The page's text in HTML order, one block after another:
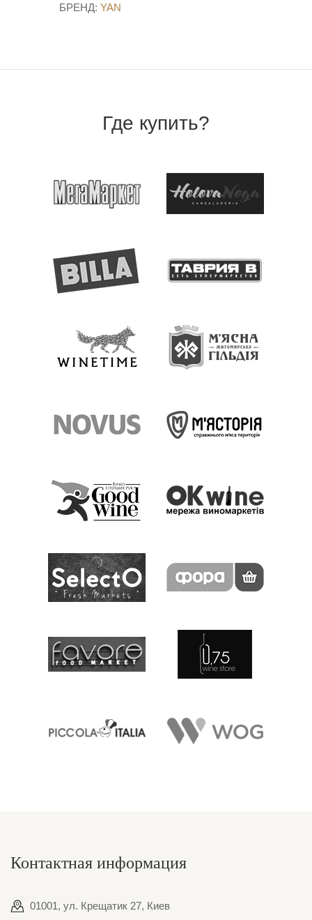
БРЕНД: YAN
Где купить?
Контактная информация
01001, ул. Крещатик 27, Киев